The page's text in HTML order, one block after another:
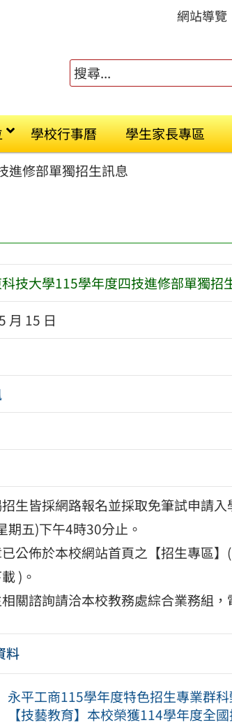
網站導覽
學校行事曆 學生家長專區
進修部單獨招生訊息
技大學115學年度四技進修部單獨招
月 15 日
生皆採網路報名並採取免筆試申請
期五)下午4時30分止。
公佈於本校網站首頁之【招生專區
)。
關諮詢請洽本校教務處綜合業務組
料
永平工商115學年度特色招生專業群
【技藝教育】本校榮獲114學年度全